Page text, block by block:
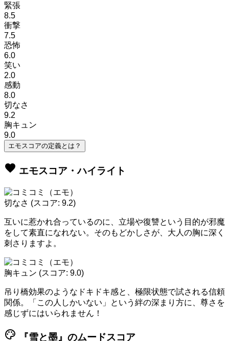
緊張
8.5
衝撃
7.5
恐怖
6.0
笑い
2.0
感動
8.0
切なさ
9.2
胸キュン
9.0
エモスコアの定義とは？
favorite エモスコア・ハイライト
切なさ (スコア: 9.2)
互いに惹かれ合っているのに、立場や復讐という目的が邪魔
をして素直になれない。そのもどかしさが、大人の胸に深く
刺さりますよ。
胸キュン (スコア: 9.0)
吊り橋効果のようなドキドキ感と、極限状態で試される信頼
関係。「この人しかいない」という絆の深まり方に、尊さを
感じずにはいられません！
palette 『雪と墨』のムードスコア